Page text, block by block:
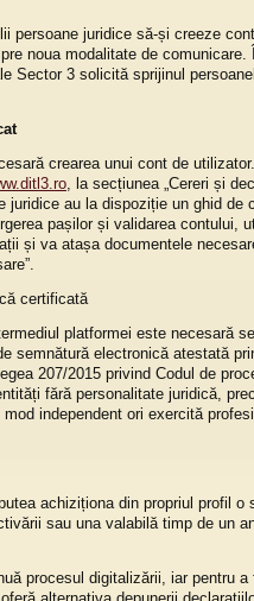
persoane juridice să-și creeze
noua modalitate de comunicare.
Sector 3 solicită sprijinul
crearea unui cont de
, la secțiunea „Cereri și
juridice au la dispoziție un ghid de
pașilor și validarea contului,
și va atașa documentele
certificată
platformei este necesară
semnătură electronică atestată
207/2015 privind Codul de
fără personalitate juridică,
independent ori exercită
achiziționa din propriul profil o
sau una valabilă timp de un
procesul digitalizării, iar pentru a